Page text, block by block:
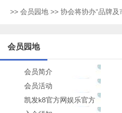
>> 会员园地 >> 协会将协办“品牌及
会员园地
会员简介
会员活动
凯发k8官方网娱乐官方